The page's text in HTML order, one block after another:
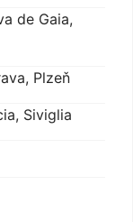
de Gaia,
Plzeň
Siviglia